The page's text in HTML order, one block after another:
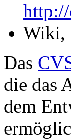
Wiki,
Das
die das
dem